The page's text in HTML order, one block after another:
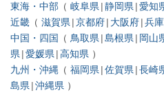
東海・中部
岐阜県 静岡県 愛知
近畿
滋賀県 京都府 大阪府 兵
中国・四国
鳥取県 島根県 岡山
県 愛媛県 高知県
九州・沖縄
福岡県 佐賀県 長崎
島県 沖縄県